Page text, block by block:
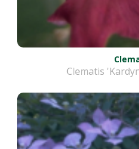
Clematis